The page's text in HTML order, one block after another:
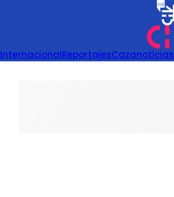
InternacionalReportajesCazanoticias